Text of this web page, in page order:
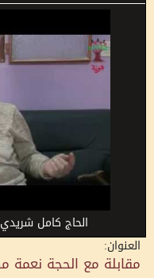
الحاج كامل
العنوان:
مقابلة مع الحجة نعمة